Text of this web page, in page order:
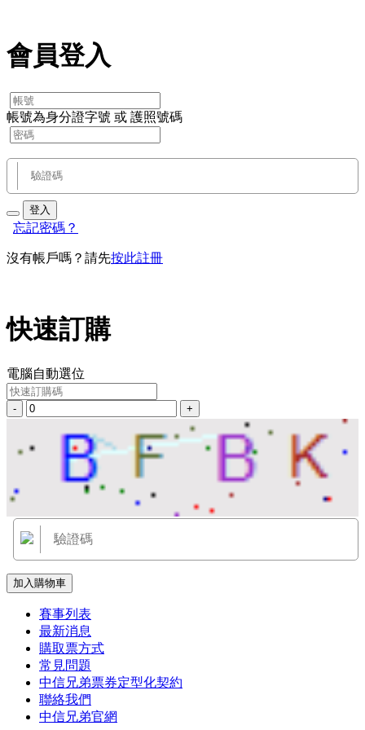
會員登入
帳號為身分證字號 或 護照號碼
登入
忘記密碼？
沒有帳戶嗎？請先按此註冊
快速訂購
電腦自動選位
- +
加入購物車
賽事列表
最新消息
購取票方式
常見問題
中信兄弟票券定型化契約
聯絡我們
中信兄弟官網